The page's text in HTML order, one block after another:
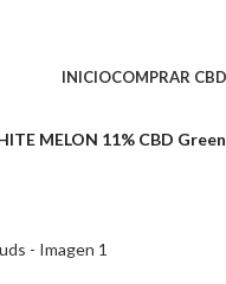
INICIOCOMPRAR CBD
MELON 11% CBD